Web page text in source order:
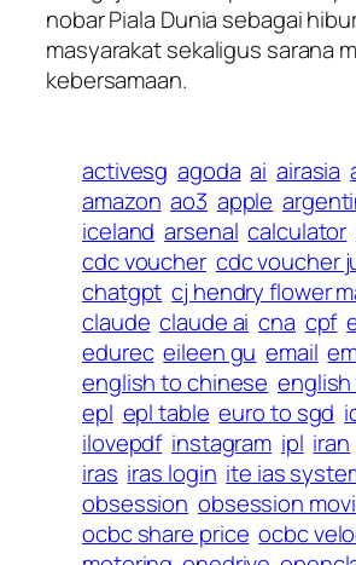
nobar Piala Dunia sebagai
masyarakat sekaligus sarana
kebersamaan.
activesg agoda ai airasia
amazon ao3 apple
iceland arsenal calculator
cdc voucher cdc voucher
chatgpt cj hendry flower
claude claude ai cna cpf
edurec eileen gu email
english to chinese
epl epl table euro to sgd
ilovepdf instagram ipl iran
iras iras login ite ias
obsession obsession
ocbc share price ocbc